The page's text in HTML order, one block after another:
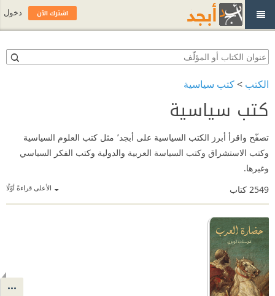
الكتب >كتب سياسية
كتب سياسية
تصفّح واقرأ أبرز الكتب السياسية على أبجد٬ مثل كتب العلوم السياسية
وكتب الاستشراق وكتب السياسة العربية والدولية وكتب الفكر السياسي
وغيرها.
الأعلى قراءةً أوّلًا 2549 كتاب
اشترك الآن دخول